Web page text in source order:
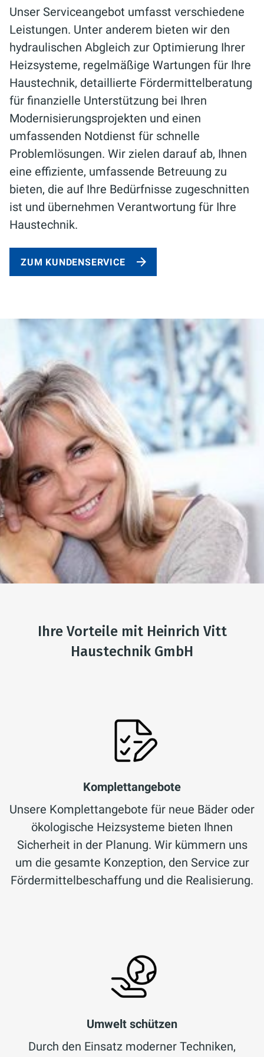
Unser Serviceangebot umfasst verschiedene
Leistungen. Unter anderem bieten wir den
hydraulischen Abgleich zur Optimierung Ihrer
Heizsysteme, regelmäßige Wartungen für Ihre
Haustechnik, detaillierte Fördermittelberatung
für finanzielle Unterstützung bei Ihren
Modernisierungsprojekten und einen
umfassenden Notdienst für schnelle
Problemlösungen. Wir zielen darauf ab, Ihnen
eine effiziente, umfassende Betreuung zu
bieten, die auf Ihre Bedürfnisse zugeschnitten
ist und übernehmen Verantwortung für Ihre
Haustechnik.
ZUM KUNDENSERVICE
Ihre Vorteile mit Heinrich Vitt
Haustechnik GmbH
Komplettangebote
Unsere Komplettangebote für neue Bäder oder
ökologische Heizsysteme bieten Ihnen
Sicherheit in der Planung. Wir kümmern uns
um die gesamte Konzeption, den Service zur
Fördermittelbeschaffung und die Realisierung.
Umwelt schützen
Durch den Einsatz moderner Techniken,